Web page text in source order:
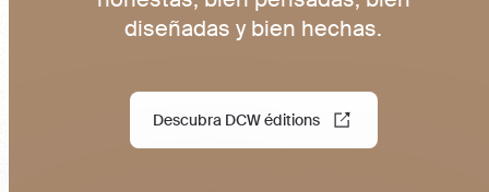
diseñadas y bien hechas.
Descubra DCW éditions